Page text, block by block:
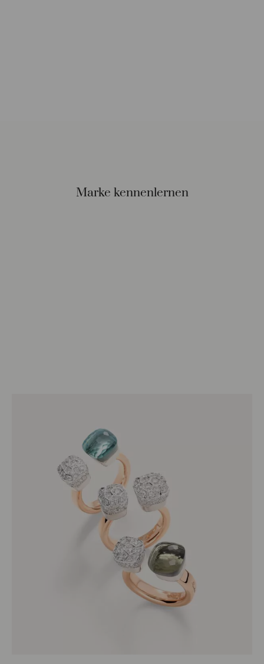
Marke kennenlernen